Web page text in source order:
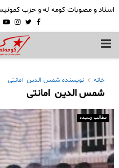
اسناد و مصوبات کومه له و حزب
Facebook
Twitter
PRIMARY
خانه نویسنده شمس الدین امانتی
شمس الدین امانتی
مطالب رسیده